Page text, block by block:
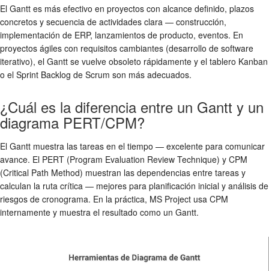
El Gantt es más efectivo en proyectos con alcance definido, plazos
concretos y secuencia de actividades clara — construcción,
implementación de ERP, lanzamientos de producto, eventos. En
proyectos ágiles con requisitos cambiantes (desarrollo de software
iterativo), el Gantt se vuelve obsoleto rápidamente y el tablero Kanban
o el Sprint Backlog de Scrum son más adecuados.
¿Cuál es la diferencia entre un Gantt y un
diagrama PERT/CPM?
El Gantt muestra las tareas en el tiempo — excelente para comunicar
avance. El PERT (Program Evaluation Review Technique) y CPM
(Critical Path Method) muestran las dependencias entre tareas y
calculan la ruta crítica — mejores para planificación inicial y análisis de
riesgos de cronograma. En la práctica, MS Project usa CPM
internamente y muestra el resultado como un Gantt.